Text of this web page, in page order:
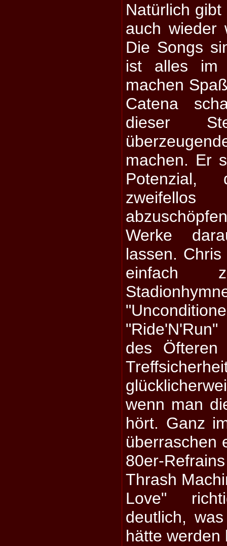
Natürlich
auch wieder
Die Songs
ist alles im
machen
Catena
dieser
machen. Er
Werke
lassen.
einfach
des Öfteren
wenn man
hört. Ganz
überraschen
80er-
Thrash
Love"
deutlich,
hätte werden